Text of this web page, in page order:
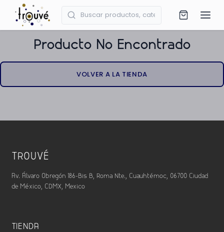
Producto No Encontrado
VOLVER A LA TIENDA
TROUVÉ
Av. Álvaro Obregón 186-Bis B, Roma Nte., Cuauhtémoc, 06700 Ciudad
de México, CDMX, Mexico
TIENDA